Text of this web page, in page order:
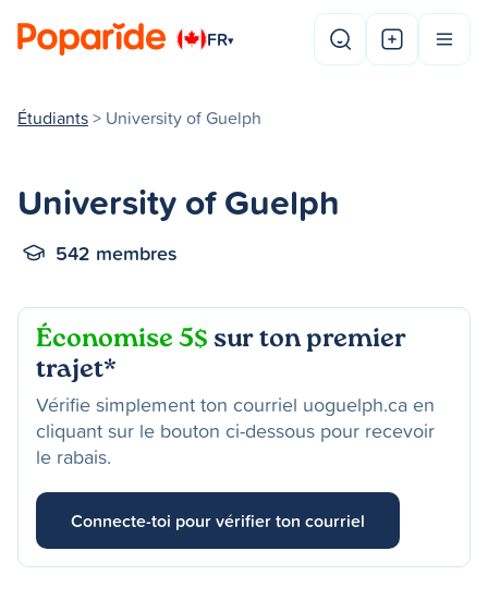
FR▾
Étudiants> University of Guelph
University of Guelph
542 membres
Économise 5$ sur ton premier
trajet*
Vérifie simplement ton courriel uoguelph.ca en
cliquant sur le bouton ci-dessous pour recevoir
le rabais.
Connecte-toi pour vérifier ton courriel